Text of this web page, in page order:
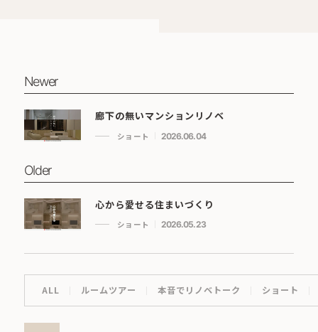
Newer
廊下の無いマンションリノベ
ショート 2026.06.04
Older
心から愛せる住まいづくり
ショート 2026.05.23
ALL ルームツアー 本音でリノベトーク ショート